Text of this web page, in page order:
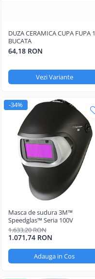
DUZA CERAMICA CUPA FUPA 1
BUCATA
64,18 RON
Vezi Variante
-34%
Masca de sudura 3M™
Speedglas™ Seria 100V
1.633,20 RON
1.071,74 RON
Adauga in Cos